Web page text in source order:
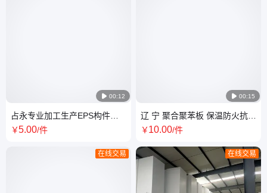
 00:12
占永专业加工生产EPS构件线
条 家装建材外墙装饰材料
￥5.00/件
在线交易
 00:15
辽 宁 聚合聚苯板 保温防火抗压
现货 可大量批发
￥10.00/件
在线交易